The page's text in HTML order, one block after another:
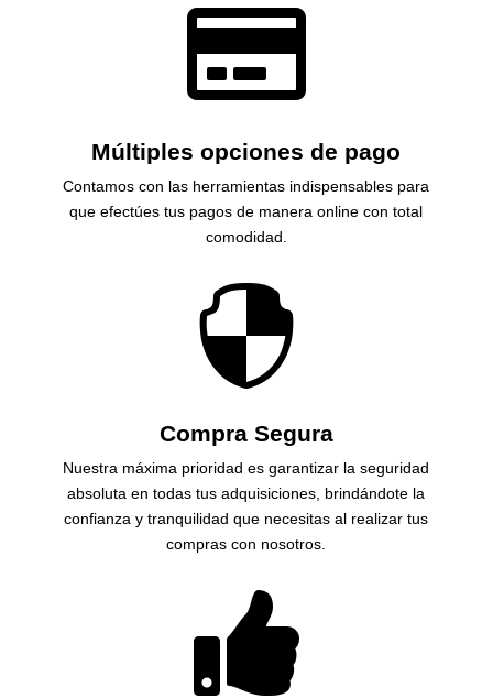

Múltiples opciones de pago
Contamos con las herramientas indispensables para
que efectúes tus pagos de manera online con total
comodidad.

Compra Segura
Nuestra máxima prioridad es garantizar la seguridad
absoluta en todas tus adquisiciones, brindándote la
confianza y tranquilidad que necesitas al realizar tus
compras con nosotros.
